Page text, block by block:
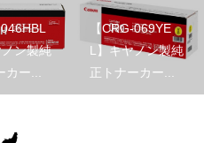
046HBL
ン製純
カー...
【CRG-069YE
L】キヤノン製純
正トナーカー...